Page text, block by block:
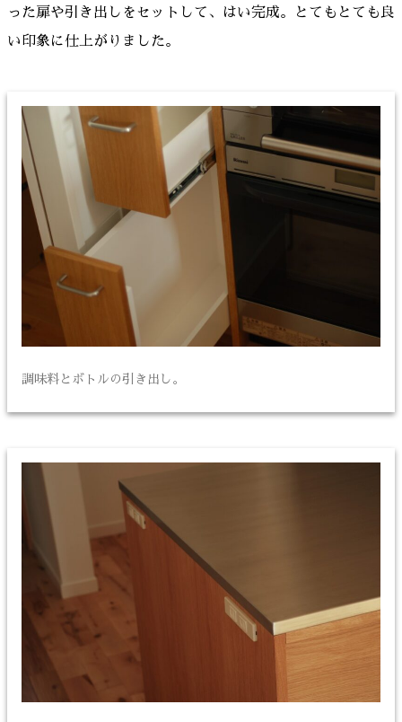
った扉や引き出しをセットして、はい完成。とてもとても良
い印象に仕上がりました。
調味料とボトルの引き出し。